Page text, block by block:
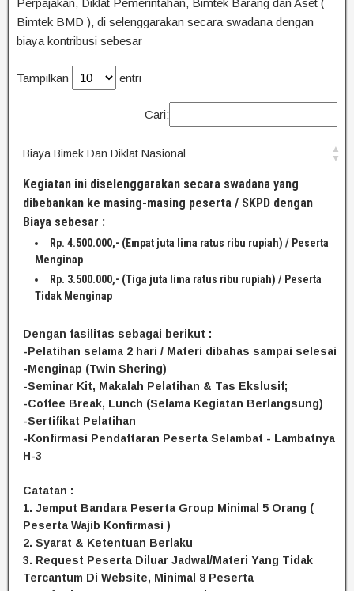
Bimtek BMD ), di selenggarakan secara swadana dengan
biaya kontribusi sebesar
Tampilkan entri
Cari:
Biaya Bimek Dan Diklat Nasional
Kegiatan ini diselenggarakan secara swadana yang
dibebankan ke masing-masing peserta / SKPD dengan
Biaya sebesar :
Rp. 4.500.000,- (Empat juta lima ratus ribu rupiah) / Peserta
Menginap
Rp. 3.500.000,- (Tiga juta lima ratus ribu rupiah) / Peserta
Tidak Menginap
Dengan fasilitas sebagai berikut :
-Pelatihan selama 2 hari / Materi dibahas sampai selesai
-Menginap (Twin Shering)
-Seminar Kit, Makalah Pelatihan & Tas Ekslusif;
-Coffee Break, Lunch (Selama Kegiatan Berlangsung)
-Sertifikat Pelatihan
-Konfirmasi Pendaftaran Peserta Selambat - Lambatnya
H-3
Catatan :
1. Jemput Bandara Peserta Group Minimal 5 Orang (
Peserta Wajib Konfirmasi )
2. Syarat & Ketentuan Berlaku
3. Request Peserta Diluar Jadwal/Materi Yang Tidak
Tercantum Di Website, Minimal 8 Peserta